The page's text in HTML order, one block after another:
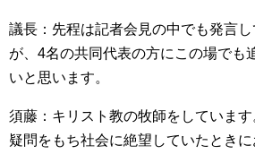
議長：先程は記者会見の中でも発言
が、4名の共同代表の方にこの場でも
いと思います。
須藤：キリスト教の牧師をしていま
疑問をもち社会に絶望していたとき